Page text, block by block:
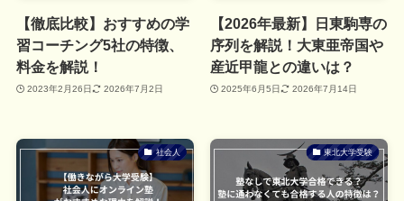
【徹底比較】おすすめの学
習コーチング5社の特徴、
料金を解説！
2023年2月26日 2026年7月2日
【2026年最新】日東駒専の
序列を解説！大東亜帝国や
産近甲龍との違いは？
2025年6月5日 2026年7月14日
社会人 東北大学受験